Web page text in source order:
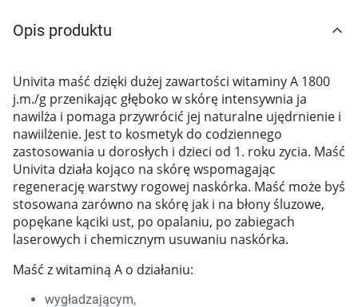
Opis produktu
Univita maść dzięki dużej zawartości witaminy A 1800
j.m./g przenikając głęboko w skórę intensywnia ja
nawilża i pomaga przywrócić jej naturalne ujędrnienie i
nawiilżenie. Jest to kosmetyk do codziennego
zastosowania u dorosłych i dzieci od 1. roku zycia. Maść
Univita działa kojąco na skórę wspomagając
regenerację warstwy rogowej naskórka. Maść może byś
stosowana zarówno na skórę jak i na błony śluzowe,
popękane kąciki ust, po opalaniu, po zabiegach
laserowych i chemicznym usuwaniu naskórka.
Maść z witaminą A o działaniu:
wygładzającym,